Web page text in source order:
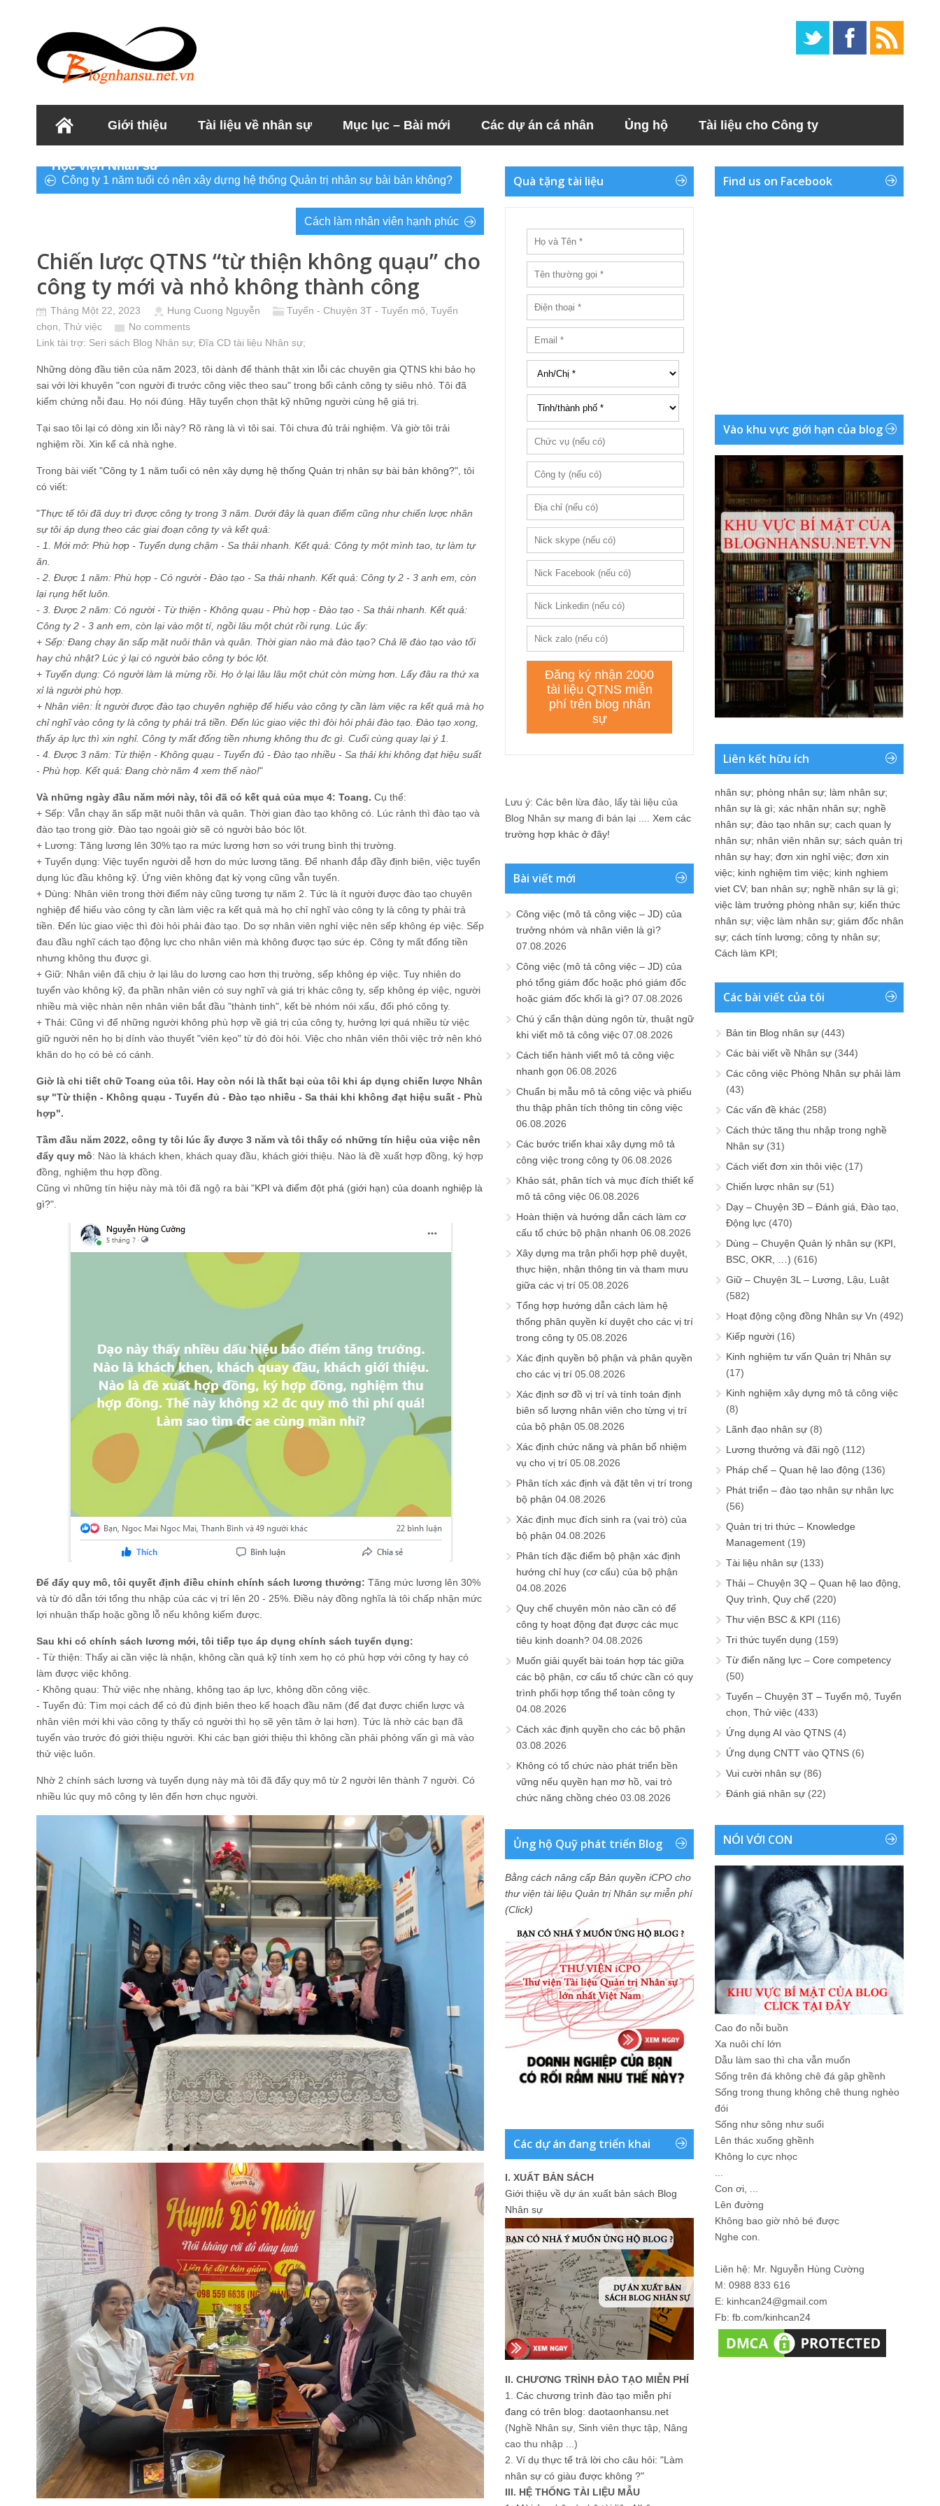
Giới thiệu Tài liệu về nhân sự Mục lục – Bài mới Các dự án cá nhân Ủng hộ Tài liệu cho Công ty
Học viện Nhân sư
Công ty 1 năm tuổi có nên xây dựng hệ thống Quản trị nhân sự bài bản không?
Cách làm nhân viên hạnh phúc
Chiến lược QTNS “từ thiện không quạu” cho
công ty mới và nhỏ không thành công
Tháng Một 22, 2023 Hung Cuong Nguyễn
Tuyển - Chuyện 3T - Tuyển mộ, Tuyển
chọn, Thử việc
No comments
Link tài trợ: Seri sách Blog Nhân sự; Đĩa CD tài liệu Nhân sự;
Những dòng đầu tiên của năm 2023, tôi dành để thành thật xin lỗi các chuyên gia QTNS khi bảo họ
sai với lời khuyên "con người đi trước công việc theo sau" trong bối cảnh công ty siêu nhỏ. Tôi đã
kiểm chứng nỗi đau. Họ nói đúng. Hãy tuyển chọn thật kỹ những người cùng hệ giá trị.
Tại sao tôi lại có dòng xin lỗi này? Rõ ràng là vì tôi sai. Tôi chưa đủ trải nghiệm. Và giờ tôi trải
nghiệm rồi. Xin kể cả nhà nghe.
Trong bài viết "Công ty 1 năm tuổi có nên xây dựng hệ thống Quản trị nhân sự bài bản không?", tôi
có viết:
"Thực tế tôi đã duy trì được công ty trong 3 năm. Dưới đây là quan điểm cũng như chiến lược nhân
sự tôi áp dụng theo các giai đoạn công ty và kết quả:
- 1. Mới mở: Phù hợp - Tuyển dụng chậm - Sa thải nhanh. Kết quả: Công ty một mình tao, tự làm tự
ăn.
- 2. Được 1 năm: Phù hợp - Có người - Đào tạo - Sa thải nhanh. Kết quả: Công ty 2 - 3 anh em, còn
lại rụng hết luôn.
- 3. Được 2 năm: Có người - Từ thiện - Không quạu - Phù hợp - Đào tạo - Sa thải nhanh. Kết quả:
Công ty 2 - 3 anh em, còn lại vào một tí, ngồi lâu một chút rồi rụng. Lúc ấy:
+ Sếp: Đang chạy ăn sấp mặt nuôi thân và quân. Thời gian nào mà đào tạo? Chả lẽ đào tạo vào tối
hay chủ nhật? Lúc ý lại có người bảo công ty bóc lột.
+ Tuyển dụng: Có người làm là mừng rồi. Họ ở lại lâu lâu một chút còn mừng hơn. Lấy đâu ra thứ xa
xỉ là người phù hợp.
+ Nhân viên: Ít người được đào tạo chuyên nghiệp để hiểu vào công ty cần làm việc ra kết quả mà họ
chỉ nghĩ vào công ty là công ty phải trả tiền. Đến lúc giao việc thì đòi hỏi phải đào tạo. Đào tạo xong,
thấy áp lực thì xin nghỉ. Công ty mất đống tiền nhưng không thu đc gì. Cuối cùng quay lại ý 1.
- 4. Được 3 năm: Từ thiện - Không quạu - Tuyển đủ - Đào tạo nhiều - Sa thải khi không đạt hiệu suất
- Phù hợp. Kết quả: Đang chờ năm 4 xem thế nào!"
Và những ngày đầu năm mới này, tôi đã có kết quả của mục 4: Toang. Cụ thể:
+ Sếp: Vẫn chạy ăn sấp mặt nuôi thân và quân. Thời gian đào tạo không có. Lúc rảnh thì đào tạo và
đào tạo trong giờ. Đào tạo ngoài giờ sẽ có người bảo bóc lột.
+ Lương: Tăng lương lên 30% tạo ra mức lương hơn so với trung bình thị trường.
+ Tuyển dụng: Việc tuyển người dễ hơn do mức lương tăng. Để nhanh đắp đầy định biên, việc tuyển
dụng lúc đầu không kỹ. Ứng viên không đạt kỳ vọng cũng vẫn tuyển.
+ Dùng: Nhân viên trong thời điểm này cũng tương tự năm 2. Tức là ít người được đào tạo chuyên
nghiệp để hiểu vào công ty cần làm việc ra kết quả mà họ chỉ nghĩ vào công ty là công ty phải trả
tiền. Đến lúc giao việc thì đòi hỏi phải đào tạo. Do sợ nhân viên nghỉ việc nên sếp không ép việc. Sếp
đau đầu nghĩ cách tạo động lực cho nhân viên mà không được tạo sức ép. Công ty mất đống tiền
nhưng không thu được gì.
+ Giữ: Nhân viên đã chịu ở lại lâu do lương cao hơn thị trường, sếp không ép việc. Tuy nhiên do
tuyển vào không kỹ, đa phần nhân viên có suy nghĩ và giá trị khác công ty, sếp không ép việc, người
nhiều mà việc nhàn nên nhân viên bắt đầu "thành tinh", kết bè nhóm nói xấu, đối phó công ty.
+ Thải: Cũng vì để những người không phù hợp về giá trị của công ty, hưởng lợi quá nhiều từ việc
giữ người nên họ bị dính vào thuyết "viên kẹo" từ đó đòi hỏi. Việc cho nhân viên thôi việc trở nên khó
khăn do họ có bè có cánh.
Giờ là chi tiết chữ Toang của tôi. Hay còn nói là thất bại của tôi khi áp dụng chiến lược Nhân
sự "Từ thiện - Không quạu - Tuyển đủ - Đào tạo nhiều - Sa thải khi không đạt hiệu suất - Phù
hợp".
Tầm đầu năm 2022, công ty tôi lúc ấy được 3 năm và tôi thấy có những tín hiệu của việc nên
đẩy quy mô: Nào là khách khen, khách quay đầu, khách giới thiệu. Nào là đề xuất hợp đồng, ký hợp
đồng, nghiệm thu hợp đồng.
Cũng vì những tín hiệu này mà tôi đã ngộ ra bài "KPI và điểm đột phá (giới hạn) của doanh nghiệp là
gì?".
Để đẩy quy mô, tôi quyết định điều chỉnh chính sách lương thưởng: Tăng mức lương lên 30%
và từ đó dẫn tới tổng thu nhập của các vị trí lên 20 - 25%. Điều này đồng nghĩa là tôi chấp nhận mức
lợi nhuận thấp hoặc gồng lỗ nếu không kiếm được.
Sau khi có chính sách lương mới, tôi tiếp tục áp dụng chính sách tuyển dụng:
- Từ thiện: Thấy ai cần việc là nhận, không cần quá kỹ tính xem họ có phù hợp với công ty hay có
làm được việc không.
- Không quạu: Thử việc nhẹ nhàng, không tạo áp lực, không dồn công việc.
- Tuyển đủ: Tìm mọi cách để có đủ định biên theo kế hoạch đầu năm (để đạt được chiến lược và
nhân viên mới khi vào công ty thấy có người thì họ sẽ yên tâm ở lại hơn). Tức là nhờ các bạn đã
tuyển vào trước đó giới thiệu người. Khi các bạn giới thiệu thì không cần phải phỏng vấn gì mà vào
thử việc luôn.
Nhờ 2 chính sách lương và tuyển dụng này mà tôi đã đẩy quy mô từ 2 người lên thành 7 người. Có
nhiều lúc quy mô công ty lên đến hơn chục người.
Quà tặng tài liệu
Lưu ý: Các bên lừa đảo, lấy tài liệu của
Blog Nhân sự mang đi bán lại .... Xem các
trường hợp khác ở đây!
Bài viết mới
Công việc (mô tả công việc – JD) của
trưởng nhóm và nhân viên là gì?
07.08.2026
Công việc (mô tả công việc – JD) của
phó tổng giám đốc hoặc phó giám đốc
hoặc giám đốc khối là gì? 07.08.2026
Chú ý cẩn thận dùng ngôn từ, thuật ngữ
khi viết mô tả công việc 07.08.2026
Cách tiến hành viết mô tả công việc
nhanh gọn 06.08.2026
Chuẩn bị mẫu mô tả công việc và phiếu
thu thập phân tích thông tin công việc
06.08.2026
Các bước triển khai xây dựng mô tả
công việc trong công ty 06.08.2026
Khảo sát, phân tích và mục đích thiết kế
mô tả công việc 06.08.2026
Hoàn thiện và hướng dẫn cách làm cơ
cấu tổ chức bộ phận nhanh 06.08.2026
Xây dựng ma trận phối hợp phê duyệt,
thực hiện, nhận thông tin và tham mưu
giữa các vị trí 05.08.2026
Tổng hợp hướng dẫn cách làm hệ
thống phân quyền kí duyệt cho các vị trí
trong công ty 05.08.2026
Xác định quyền bộ phận và phân quyền
cho các vị trí 05.08.2026
Xác định sơ đồ vị trí và tính toán định
biên số lượng nhân viên cho từng vị trí
của bộ phận 05.08.2026
Xác định chức năng và phân bổ nhiệm
vụ cho vị trí 05.08.2026
Phân tích xác định và đặt tên vị trí trong
bộ phận 04.08.2026
Xác định mục đích sinh ra (vai trò) của
bộ phận 04.08.2026
Phân tích đặc điểm bộ phận xác định
hướng chỉ huy (cơ cấu) của bộ phận
04.08.2026
Quy chế chuyên môn nào cần có để
công ty hoạt động đạt được các mục
tiêu kinh doanh? 04.08.2026
Muốn giải quyết bài toán hợp tác giữa
các bộ phận, cơ cấu tổ chức cần có quy
trình phối hợp tổng thể toàn công ty
04.08.2026
Cách xác định quyền cho các bộ phận
03.08.2026
Không có tổ chức nào phát triển bền
vững nếu quyền hạn mơ hồ, vai trò
chức năng chồng chéo 03.08.2026
Ủng hộ Quỹ phát triển Blog
Bằng cách nâng cấp Bản quyền iCPO cho
thư viện tài liệu Quản trị Nhân sự miễn phí
(Click)
Các dự án đang triển khai
I. XUẤT BẢN SÁCH
Giới thiệu về dự án xuất bản sách Blog
Nhân sự
II. CHƯƠNG TRÌNH ĐÀO TẠO MIỄN PHÍ
1. Các chương trình đào tạo miễn phí
đang có trên blog: daotaonhansu.net
(Nghề Nhân sự, Sinh viên thực tập, Nâng
cao thu nhập ...)
2. Ví dụ thực tế trả lời cho câu hỏi: "Làm
nhân sự có giàu được không ?"
III. HỆ THỐNG TÀI LIỆU MẪU
Find us on Facebook
Vào khu vực giới hạn của blog
Liên kết hữu ích
nhân sự; phòng nhân sự; làm nhân sự;
nhân sự là gì; xác nhận nhân sự; nghề
nhân sự; đào tạo nhân sự; cach quan ly
nhân sự; nhân viên nhân sự; sách quản trị
nhân sự hay; đơn xin nghỉ việc; đơn xin
việc; kinh nghiệm tìm việc; kinh nghiem
viet CV; ban nhân sự; nghề nhân sự là gì;
việc làm trưởng phòng nhân sự; kiến thức
nhân sự; việc làm nhân sự; giám đốc nhân
sự; cách tính lương; công ty nhân sự;
Cách làm KPI;
Các bài viết của tôi
Bản tin Blog nhân sự (443)
Các bài viết về Nhân sự (344)
Các công việc Phòng Nhân sự phải làm
(43)
Các vấn đề khác (258)
Cách thức tăng thu nhập trong nghề
Nhân sự (31)
Cách viết đơn xin thôi việc (17)
Chiến lược nhân sự (51)
Dạy – Chuyện 3Đ – Đánh giá, Đào tạo,
Động lực (470)
Dùng – Chuyện Quản lý nhân sự (KPI,
BSC, OKR, …) (616)
Giữ – Chuyện 3L – Lương, Lậu, Luật
(582)
Hoạt động cộng đồng Nhân sự Vn (492)
Kiếp người (16)
Kinh nghiệm tư vấn Quản trị Nhân sự
(17)
Kinh nghiệm xây dựng mô tả công việc
(8)
Lãnh đạo nhân sự (8)
Lương thưởng và đãi ngộ (112)
Pháp chế – Quan hệ lao động (136)
Phát triển – đào tạo nhân sự nhân lực
(56)
Quản trị tri thức – Knowledge
Management (19)
Tài liệu nhân sự (133)
Thải – Chuyện 3Q – Quan hệ lao động,
Quy trình, Quy chế (220)
Thư viện BSC & KPI (116)
Tri thức tuyển dụng (159)
Từ điển năng lực – Core competency
(50)
Tuyển – Chuyện 3T – Tuyển mộ, Tuyển
chọn, Thử việc (433)
Ứng dụng AI vào QTNS (4)
Ứng dụng CNTT vào QTNS (6)
Vui cười nhân sự (86)
Đánh giá nhân sự (22)
NÓI VỚI CON
Cao đo nỗi buồn
Xa nuôi chí lớn
Dẫu làm sao thì cha vẫn muốn
Sống trên đá không chê đá gập ghềnh
Sống trong thung không chê thung nghèo
đói
Sống như sông như suối
Lên thác xuống ghềnh
Không lo cực nhọc
Con ơi, ...
Lên đường
Không bao giờ nhỏ bé được
Nghe con.
Liên hệ: Mr. Nguyễn Hùng Cường
M: 0988 833 616
E: kinhcan24@gmail.com
Fb: fb.com/kinhcan24